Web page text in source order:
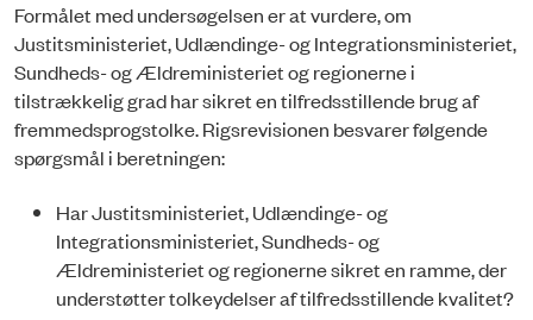
Formålet med undersøgelsen er at vurdere, om
Justitsministeriet, Udlændinge- og Integrationsministeriet,
Sundheds- og Ældreministeriet og regionerne i
tilstrækkelig grad har sikret en tilfredsstillende brug af
fremmedsprogstolke. Rigsrevisionen besvarer følgende
spørgsmål i beretningen:
Har Justitsministeriet, Udlændinge- og
Integrationsministeriet, Sundheds- og
Ældreministeriet og regionerne sikret en ramme, der
understøtter tolkeydelser af tilfredsstillende kvalitet?